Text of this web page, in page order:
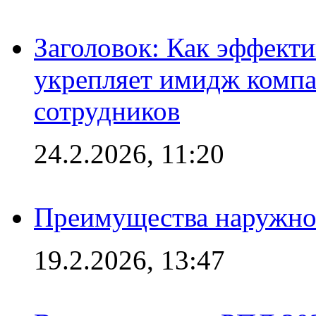
Заголовок: Как
укрепляет имидж
сотрудников
24.2.2026, 11:20
Преимущества
19.2.2026, 13:47